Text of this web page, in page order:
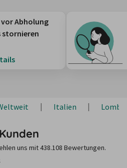
vor Abholung
stornieren
Italien
uns mit 438.108 Bewertungen.